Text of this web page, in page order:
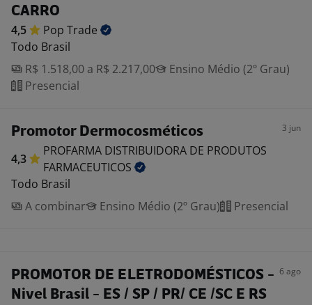
CARRO
4,5 Pop Trade
Todo Brasil
R$ 1.518,00 a R$ 2.217,00
Ensino Médio (2º Grau)
Presencial
Promotor Dermocosméticos 3 jun
4,3
PROFARMA DISTRIBUIDORA DE PRODUTOS
FARMACEUTICOS
Todo Brasil
A combinar
Ensino Médio (2º Grau) Presencial
PROMOTOR DE ELETRODOMÉSTICOS -
Nivel Brasil - ES / SP / PR/ CE /SC E RS
6 ago